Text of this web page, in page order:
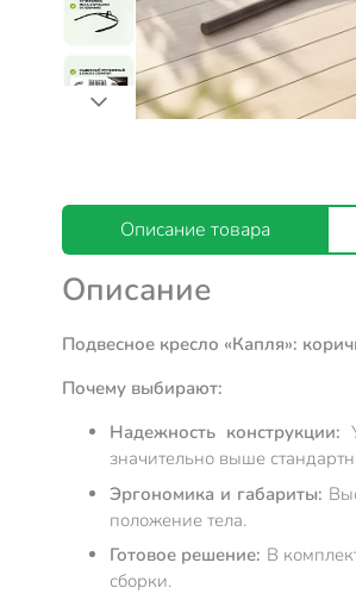
Описание товара
Описание
Подвесное кресло «Капля»:
Почему выбирают:
Надежность конструкции:
значительно выше
Эргономика и габариты:
положение тела.
Готовое решение: В
сборки.